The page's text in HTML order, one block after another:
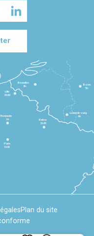
Paris
1h30
Beauvais
1h
Reims
2h45
Lille
2h30
Bruxelles
3h
Bonn
5h
Luxembourg
4h
Plan du site